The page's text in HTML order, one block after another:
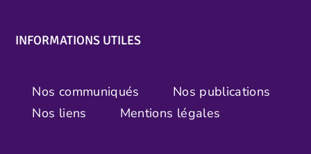
INFORMATIONS UTILES
Nos communiqués
Nos publications
Nos liens
Mentions légales